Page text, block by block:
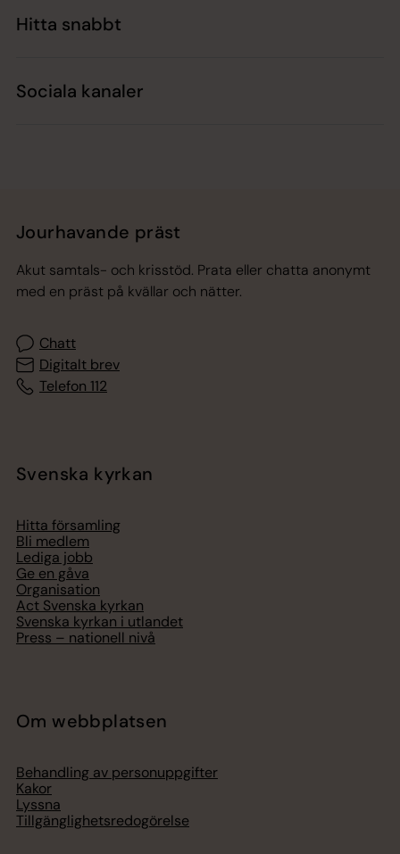
Hitta snabbt
Sociala kanaler
Jourhavande präst
Akut samtals- och krisstöd. Prata eller chatta anonymt
med en präst på kvällar och nätter.
Chatt
Digitalt brev
Telefon 112
Svenska kyrkan
Hitta församling
Bli medlem
Lediga jobb
Ge en gåva
Organisation
Act Svenska kyrkan
Svenska kyrkan i utlandet
Press – nationell nivå
Om webbplatsen
Behandling av personuppgifter
Kakor
Lyssna
Tillgänglighetsredogörelse